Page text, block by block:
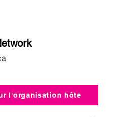
l'organisation hôte